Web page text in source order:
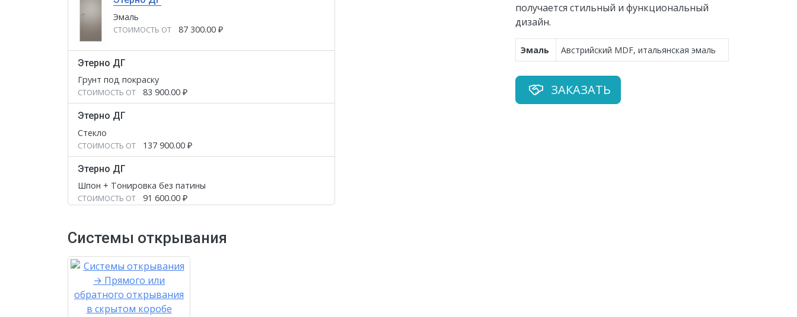
Эмаль
СТОИМОСТЬ ОТ 87 300.00 ₽
Этерно ДГ
Грунт под покраску
СТОИМОСТЬ ОТ 83 900.00 ₽
Этерно ДГ
Стекло
СТОИМОСТЬ ОТ 137 900.00 ₽
Этерно ДГ
Шпон + Тонировка без патины
СТОИМОСТЬ ОТ 91 600.00 ₽
Шпон + Тонировка с патиной
Этерно ДГ
Шпон + Эмаль
91 600.00
получается стильный и функциональный
дизайн.
Эмаль Австрийский MDF, итальянская эмаль
ЗАКАЗАТЬ
Системы открывания